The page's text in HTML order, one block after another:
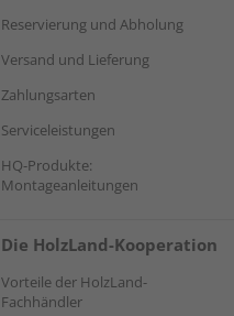
Reservierung und Abholung
Versand und Lieferung
Zahlungsarten
Serviceleistungen
HQ-Produkte:
Montageanleitungen
Die HolzLand-Kooperation
Vorteile der HolzLand-
Fachhändler